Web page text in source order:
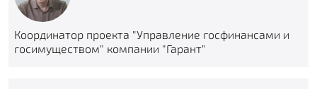
Координатор проекта "Управление госфинансами и
госимуществом" компании "Гарант"